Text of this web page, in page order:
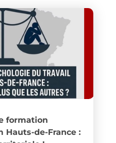
formation
Hauts-de-France :